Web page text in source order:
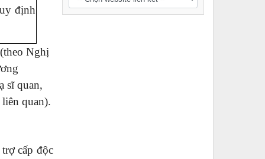
định
Nghị
sĩ quan,
quan).
cấp độc